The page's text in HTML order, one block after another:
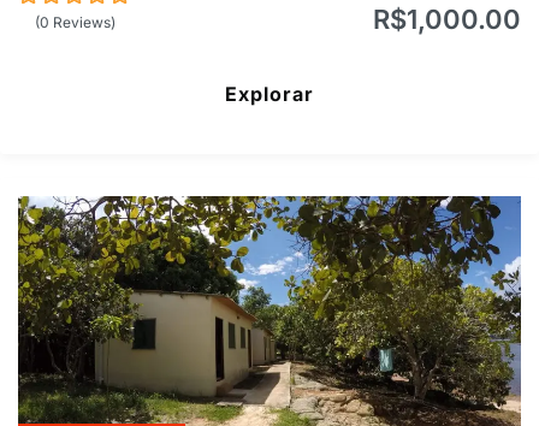
R$1,000.00
(0 Reviews)
Explorar